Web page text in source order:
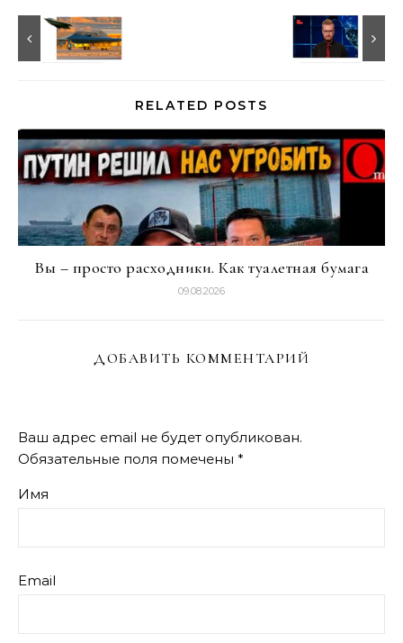
RELATED POSTS
Вы – просто расходники. Как туалетная бумага
09.08.2026
ДОБАВИТЬ КОММЕНТАРИЙ
Ваш адрес email не будет опубликован.
Обязательные поля помечены *
Имя
Email